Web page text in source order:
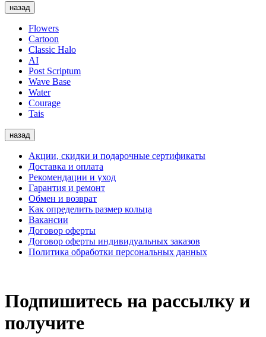
назад
Flowers
Cartoon
Classic Halo
AI
Post Scriptum
Wave Base
Water
Courage
Tais
назад
Акции, скидки и подарочные сертификаты
Доставка и оплата
Рекомендации и уход
Гарантия и ремонт
Обмен и возврат
Как определить размер кольца
Вакансии
Договор оферты
Договор оферты индивидуальных заказов
Политика обработки персональных данных
Подпишитесь на рассылку и
получите